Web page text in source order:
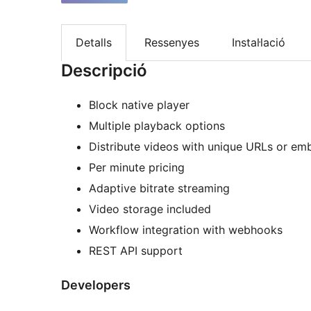
Detalls Ressenyes Instal·lació
Descripció
Block native player
Multiple playback options
Distribute videos with unique URLs or
Per minute pricing
Adaptive bitrate streaming
Video storage included
Workflow integration with webhooks
REST API support
Developers